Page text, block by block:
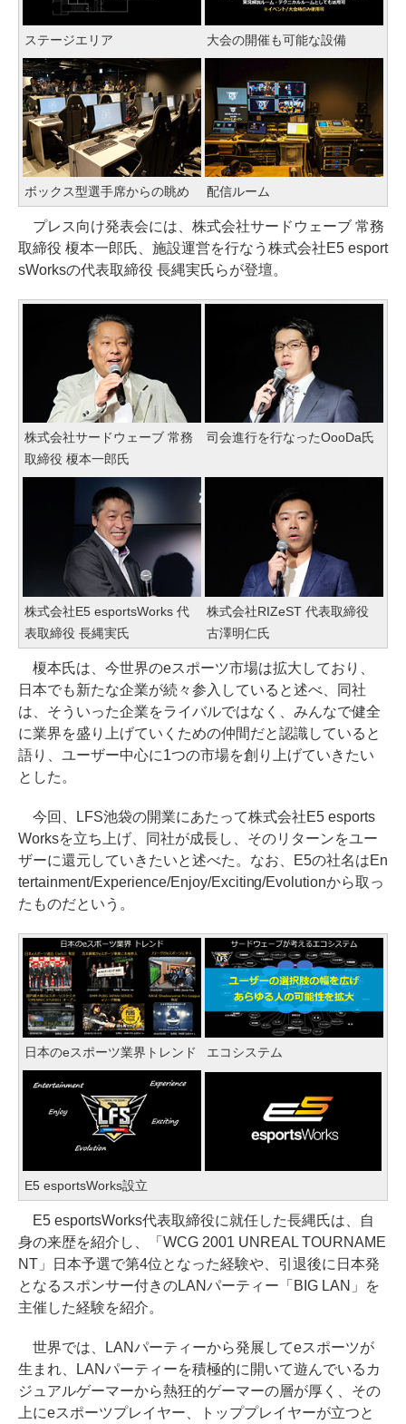
ステージエリア 大会の開催も可能な設備
ボックス型選手席からの眺め 配信ルーム
プレス向け発表会には、株式会社サードウェーブ 常務
取締役 榎本一郎氏、施設運営を行なう株式会社E5 esport
sWorksの代表取締役 長縄実氏らが登壇。
株式会社サードウェーブ 常務
取締役 榎本一郎氏
司会進行を行なったOooDa氏
株式会社E5 esportsWorks 代
表取締役 長縄実氏
株式会社RIZeST 代表取締役
古澤明仁氏
榎本氏は、今世界のeスポーツ市場は拡大しており、
日本でも新たな企業が続々参入していると述べ、同社
は、そういった企業をライバルではなく、みんなで健全
に業界を盛り上げていくための仲間だと認識していると
語り、ユーザー中心に1つの市場を創り上げていきたい
とした。
今回、LFS池袋の開業にあたって株式会社E5 esports
Worksを立ち上げ、同社が成長し、そのリターンをユー
ザーに還元していきたいと述べた。なお、E5の社名はEn
tertainment/Experience/Enjoy/Exciting/Evolutionから取っ
たものだという。
日本のeスポーツ業界トレンド エコシステム
E5 esportsWorks設立
E5 esportsWorks代表取締役に就任した長縄氏は、自
身の来歴を紹介し、「WCG 2001 UNREAL TOURNAME
NT」日本予選で第4位となった経験や、引退後に日本発
となるスポンサー付きのLANパーティー「BIG LAN」を
主催した経験を紹介。
世界では、LANパーティーから発展してeスポーツが
生まれ、LANパーティーを積極的に開いて遊んでいるカ
ジュアルゲーマーから熱狂的ゲーマーの層が厚く、その
上にeスポーツプレイヤー、トッププレイヤーが立つと